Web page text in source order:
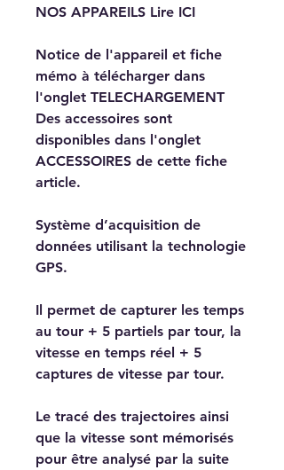
NOS APPAREILS Lire ICI
Notice de l'appareil et fiche
mémo à télécharger dans
l'onglet TELECHARGEMENT
Des accessoires sont
disponibles dans l'onglet
ACCESSOIRES de cette fiche
article.
Système d’acquisition de
données utilisant la technologie
GPS.
Il permet de capturer les temps
au tour + 5 partiels par tour, la
vitesse en temps réel + 5
captures de vitesse par tour.
Le tracé des trajectoires ainsi
que la vitesse sont mémorisés
pour être analysé par la suite